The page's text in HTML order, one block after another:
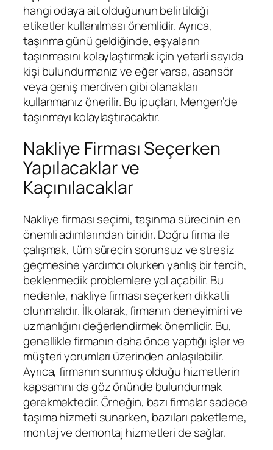
hangi odaya ait olduğunun belirtildiği
etiketler kullanılması önemlidir. Ayrıca,
taşınma günü geldiğinde, eşyaların
taşınmasını kolaylaştırmak için yeterli sayıda
kişi bulundurmanız ve eğer varsa, asansör
veya geniş merdiven gibi olanakları
kullanmanız önerilir. Bu ipuçları, Mengen’de
taşınmayı kolaylaştıracaktır.
Nakliye Firması Seçerken
Yapılacaklar ve
Kaçınılacaklar
Nakliye firması seçimi, taşınma sürecinin en
önemli adımlarından biridir. Doğru firma ile
çalışmak, tüm sürecin sorunsuz ve stresiz
geçmesine yardımcı olurken yanlış bir tercih,
beklenmedik problemlere yol açabilir. Bu
nedenle, nakliye firması seçerken dikkatli
olunmalıdır. İlk olarak, firmanın deneyimini ve
uzmanlığını değerlendirmek önemlidir. Bu,
genellikle firmanın daha önce yaptığı işler ve
müşteri yorumları üzerinden anlaşılabilir.
Ayrıca, firmanın sunmuş olduğu hizmetlerin
kapsamını da göz önünde bulundurmak
gerekmektedir. Örneğin, bazı firmalar sadece
taşıma hizmeti sunarken, bazıları paketleme,
montaj ve demontaj hizmetleri de sağlar.